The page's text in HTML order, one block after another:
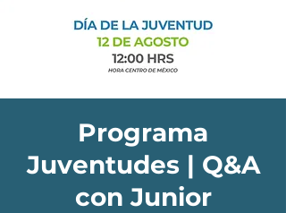
Programa
Juventudes | Q&A
con Junior